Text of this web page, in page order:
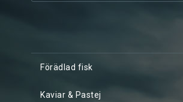
Förädlad fisk
Kaviar & Pastej